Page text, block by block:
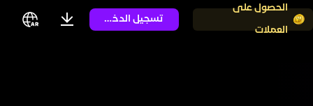
الحصول على
العملات
تسجيل الدخول